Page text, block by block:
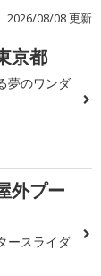
2026/08/08 更新
京都
夢のワンダ
外プー
ースライダ